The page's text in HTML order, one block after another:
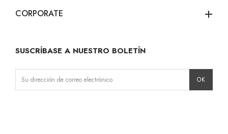
CORPORATE add
SUSCRÍBASE A NUESTRO BOLETÍN